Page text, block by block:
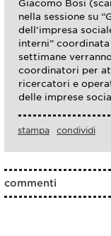
Giacomo Bosi
nella sessione su
dell’impresa
interni”
settimane
coordinatori per
ricercatori e
delle imprese
stampa condividi
commenti